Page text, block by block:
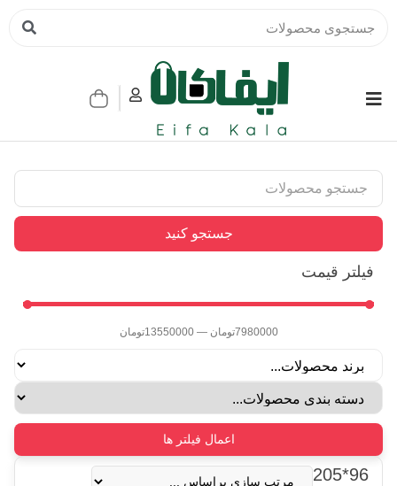
جستجو کنید
فیلتر قیمت
7980000تومان —
13550000تومان
اعمال فیلتر ها
96*205